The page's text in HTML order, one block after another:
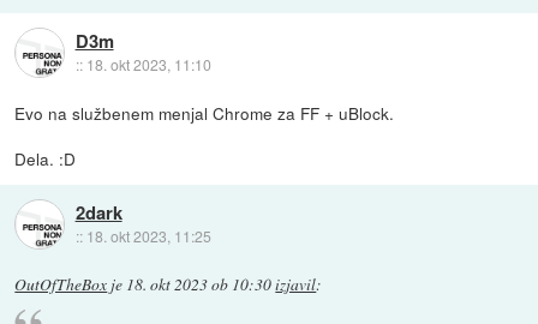
D3m
:: 18. okt 2023, 11:10
Evo na službenem menjal Chrome za FF + uBlock.
Dela. :D
2dark
:: 18. okt 2023, 11:25
OutOfTheBox je 18. okt 2023 ob 10:30izjavil: